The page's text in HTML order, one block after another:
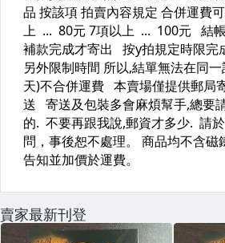
賣家最新刊登